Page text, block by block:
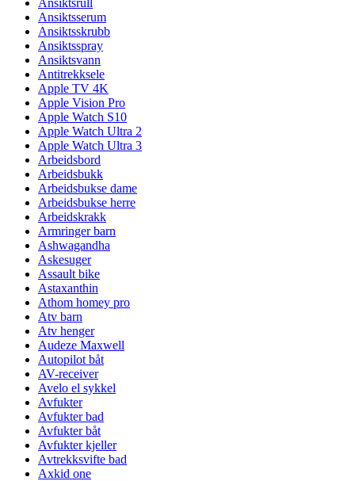
Ansiktsrull
Ansiktsserum
Ansiktsskrubb
Ansiktsspray
Ansiktsvann
Antitrekksele
Apple TV 4K
Apple Vision Pro
Apple Watch S10
Apple Watch Ultra 2
Apple Watch Ultra 3
Arbeidsbord
Arbeidsbukk
Arbeidsbukse dame
Arbeidsbukse herre
Arbeidskrakk
Armringer barn
Ashwagandha
Askesuger
Assault bike
Astaxanthin
Athom homey pro
Atv barn
Atv henger
Audeze Maxwell
Autopilot båt
AV-receiver
Avelo el sykkel
Avfukter
Avfukter bad
Avfukter båt
Avfukter kjeller
Avtrekksvifte bad
Axkid one